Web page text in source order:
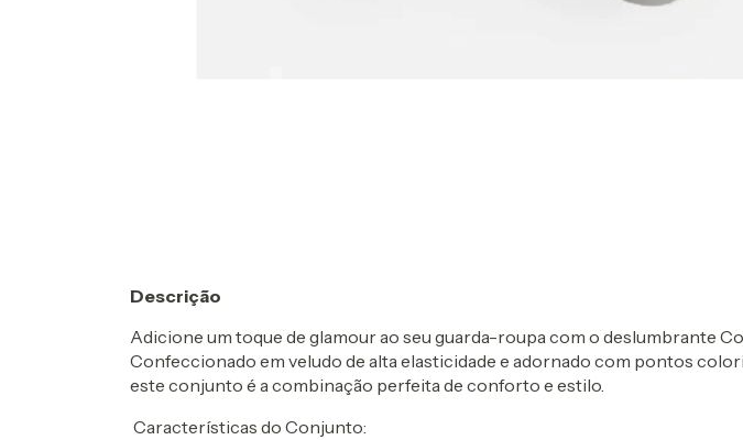
Descrição
Adicione um toque de glamour ao seu guarda-roupa com o deslumbrante
Confeccionado em veludo de alta elasticidade e adornado com pontos
este conjunto é a combinação perfeita de conforto e estilo.
Características do Conjunto: